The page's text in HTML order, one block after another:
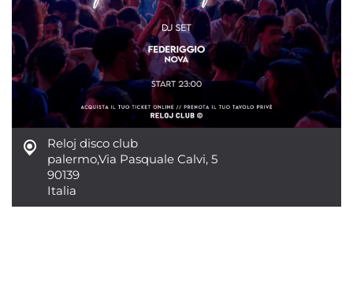
Reloj disco club
palermo,Via Pasquale Calvi, 5
90139
Italia